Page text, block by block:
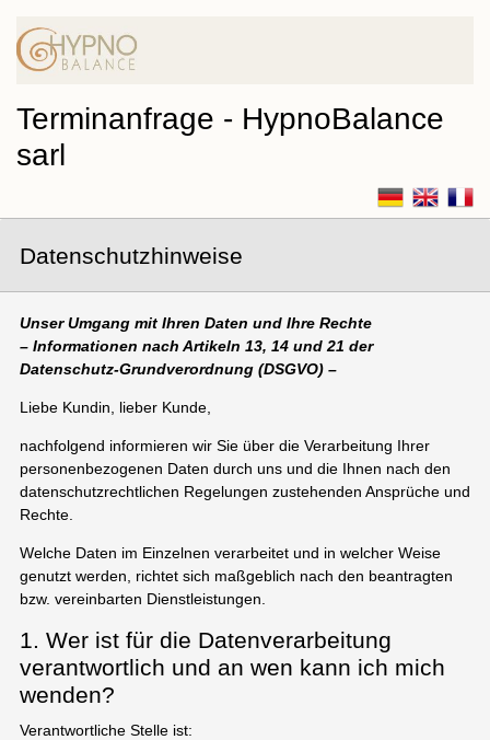
Terminanfrage - HypnoBalance
sarl
Datenschutzhinweise
Unser Umgang mit Ihren Daten und Ihre Rechte
– Informationen nach Artikeln 13, 14 und 21 der
Datenschutz-Grundverordnung (DSGVO) –
Liebe Kundin, lieber Kunde,
nachfolgend informieren wir Sie über die Verarbeitung Ihrer
personenbezogenen Daten durch uns und die Ihnen nach den
datenschutzrechtlichen Regelungen zustehenden Ansprüche und
Rechte.
Welche Daten im Einzelnen verarbeitet und in welcher Weise
genutzt werden, richtet sich maßgeblich nach den beantragten
bzw. vereinbarten Dienstleistungen.
1. Wer ist für die Datenverarbeitung
verantwortlich und an wen kann ich mich
wenden?
Verantwortliche Stelle ist: